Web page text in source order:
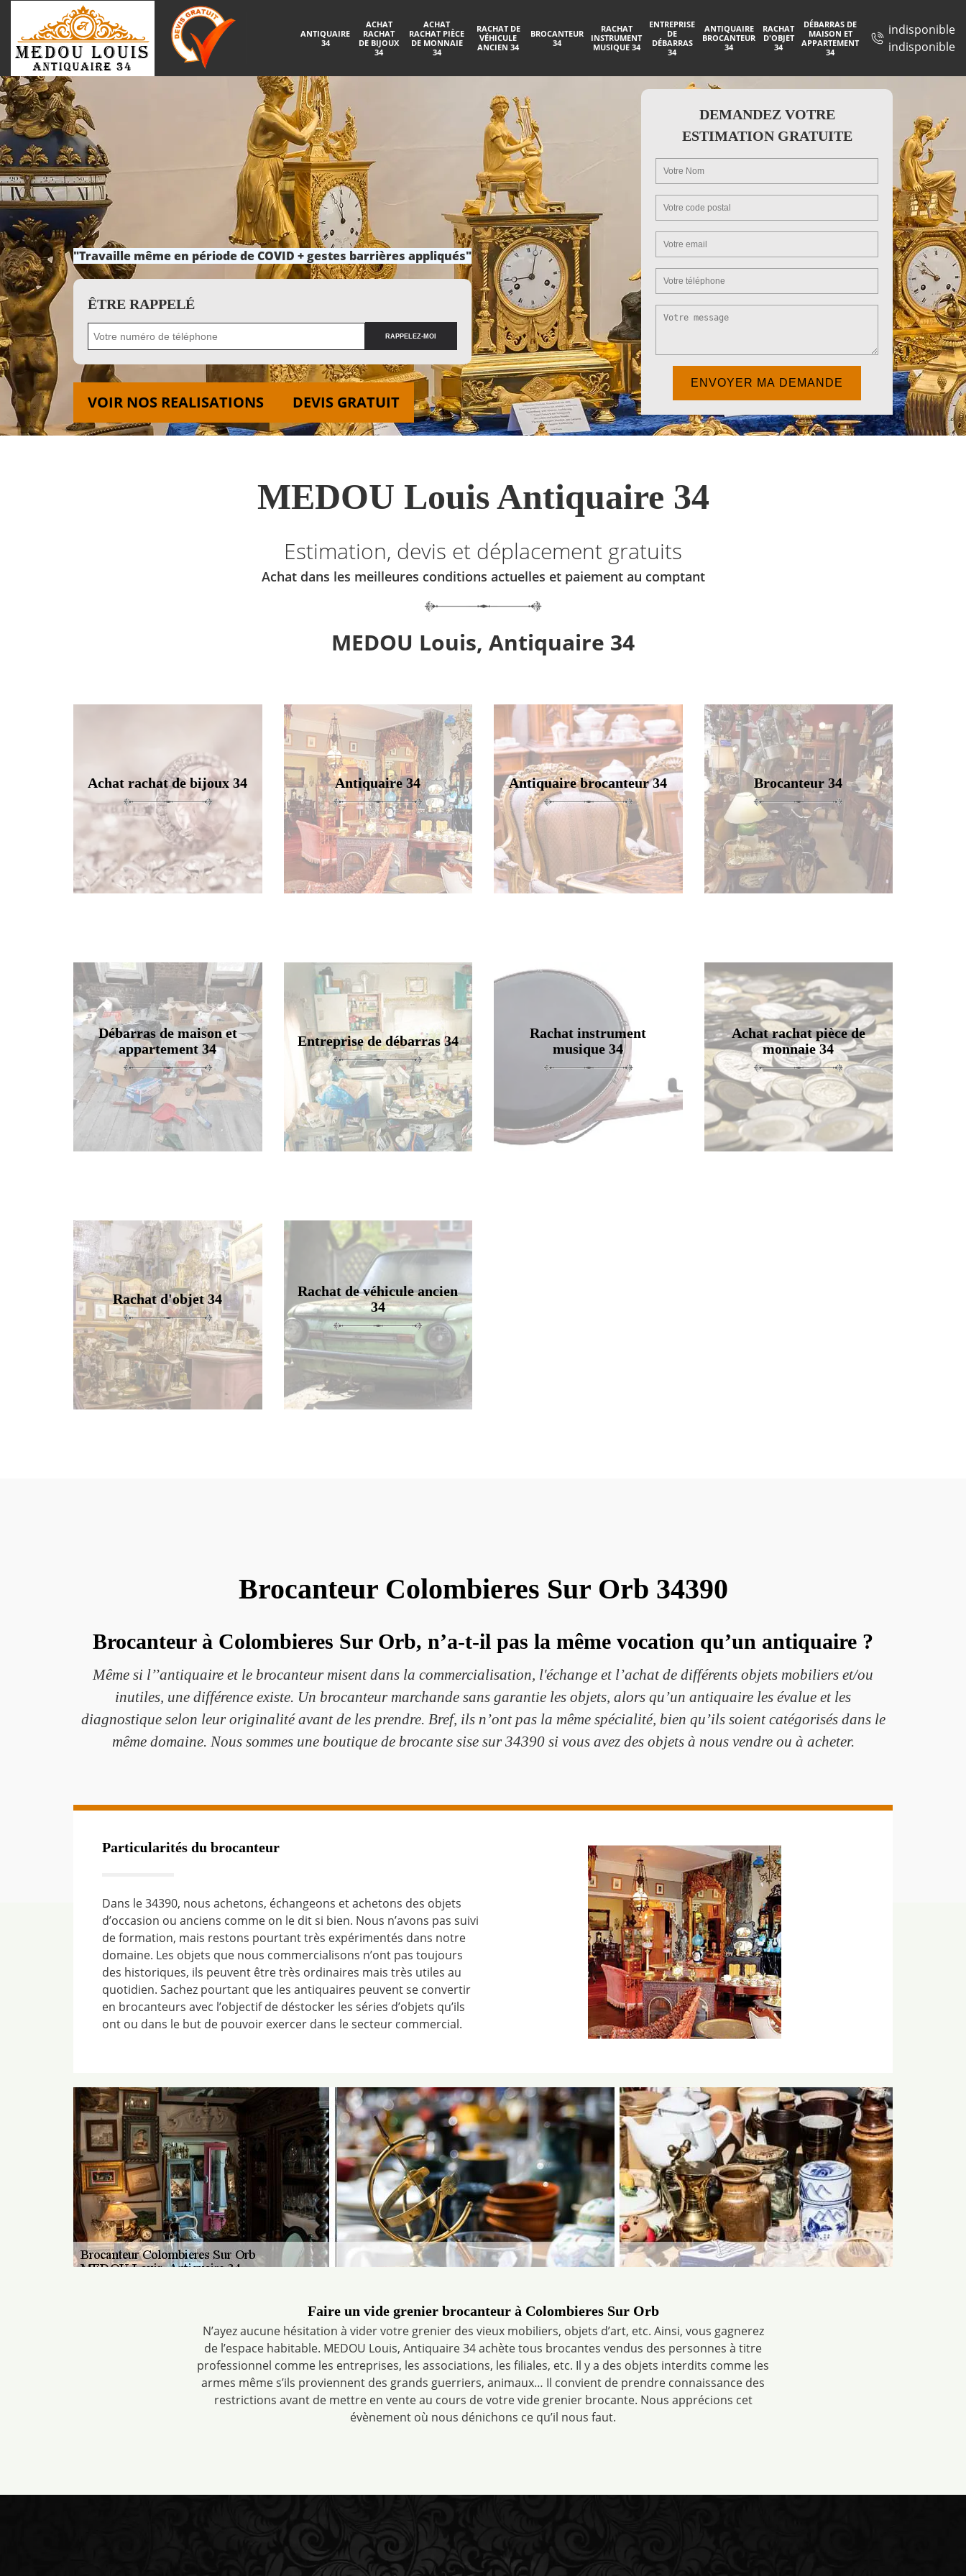
ANTIQUAIRE
34
ACHAT
RACHAT
DE BIJOUX
34
ACHAT
RACHAT PIÈCE
DE MONNAIE
34
RACHAT DE
VÉHICULE
ANCIEN 34
BROCANTEUR
34
RACHAT
INSTRUMENT
MUSIQUE 34
ENTREPRISE
DE
DÉBARRAS
34
ANTIQUAIRE
BROCANTEUR
34
RACHAT
D'OBJET
34
DÉBARRAS DE
MAISON ET
APPARTEMENT
34
indisponible
indisponible
"Travaille même en période de COVID + gestes barrières appliqués"
ÊTRE RAPPELÉ
VOIR NOS REALISATIONS DEVIS GRATUIT
DEMANDEZ VOTRE
ESTIMATION GRATUITE
MEDOU Louis Antiquaire 34
Estimation, devis et déplacement gratuits
Achat dans les meilleures conditions actuelles et paiement au comptant
MEDOU Louis, Antiquaire 34
Achat rachat de bijoux 34 Antiquaire 34 Antiquaire brocanteur 34 Brocanteur 34
Débarras de maison et
appartement 34
Entreprise de débarras 34
Rachat instrument
musique 34
Achat rachat pièce de
monnaie 34
Rachat d'objet 34
Rachat de véhicule ancien
34
Brocanteur Colombieres Sur Orb 34390
Brocanteur à Colombieres Sur Orb, n’a-t-il pas la même vocation qu’un antiquaire ?
Même si l’’antiquaire et le brocanteur misent dans la commercialisation, l'échange et l’achat de différents objets mobiliers et/ou
inutiles, une différence existe. Un brocanteur marchande sans garantie les objets, alors qu’un antiquaire les évalue et les
diagnostique selon leur originalité avant de les prendre. Bref, ils n’ont pas la même spécialité, bien qu’ils soient catégorisés dans le
même domaine. Nous sommes une boutique de brocante sise sur 34390 si vous avez des objets à nous vendre ou à acheter.
Particularités du brocanteur
Dans le 34390, nous achetons, échangeons et achetons des objets
d’occasion ou anciens comme on le dit si bien. Nous n’avons pas suivi
de formation, mais restons pourtant très expérimentés dans notre
domaine. Les objets que nous commercialisons n’ont pas toujours
des historiques, ils peuvent être très ordinaires mais très utiles au
quotidien. Sachez pourtant que les antiquaires peuvent se convertir
en brocanteurs avec l’objectif de déstocker les séries d’objets qu’ils
ont ou dans le but de pouvoir exercer dans le secteur commercial.
Faire un vide grenier brocanteur à Colombieres Sur Orb
N’ayez aucune hésitation à vider votre grenier des vieux mobiliers, objets d’art, etc. Ainsi, vous gagnerez
de l’espace habitable. MEDOU Louis, Antiquaire 34 achète tous brocantes vendus des personnes à titre
professionnel comme les entreprises, les associations, les filiales, etc. Il y a des objets interdits comme les
armes même s’ils proviennent des grands guerriers, animaux… Il convient de prendre connaissance des
restrictions avant de mettre en vente au cours de votre vide grenier brocante. Nous apprécions cet
évènement où nous dénichons ce qu’il nous faut.